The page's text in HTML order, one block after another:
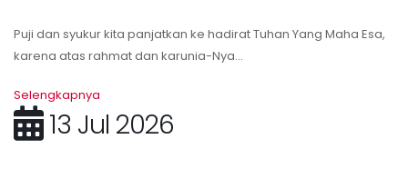
Puji dan syukur kita panjatkan ke hadirat Tuhan Yang Maha Esa,
karena atas rahmat dan karunia-Nya...
Selengkapnya
13 Jul 2026